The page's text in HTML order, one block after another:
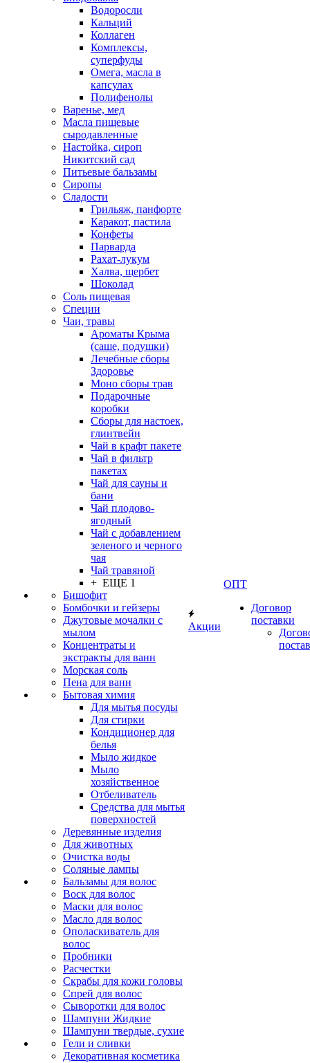
Водоросли
Кальций
Коллаген
Комплексы,
суперфуды
Омега, масла в
капсулах
Полифенолы
Варенье, мед
Масла пищевые
сыродавленные
Настойка, сироп
Никитский сад
Питьевые бальзамы
Сиропы
Сладости
Грильяж, панфорте
Каракот, пастила
Конфеты
Парварда
Рахат-лукум
Халва, щербет
Шоколад
Соль пищевая
Специи
Чаи, травы
Ароматы Крыма
(саше, подушки)
Лечебные сборы
Здоровье
Моно сборы трав
Подарочные
коробки
Сборы для настоек,
глинтвейн
Чай в крафт пакете
Чай в фильтр
пакетах
Чай для сауны и
бани
Чай плодово-
ягодный
Чай с добавлением
зеленого и черного
чая
Чай травяной
+ ЕЩЕ 1
Бишофит
Бомбочки и гейзеры
Джутовые мочалки с
мылом
Концентраты и
экстракты для ванн
Морская соль
Пена для ванн
Бытовая химия
Для мытья посуды
Для стирки
Кондиционер для
белья
Мыло жидкое
Мыло
хозяйственное
Отбеливатель
Средства для мытья
поверхностей
Деревянные изделия
Для животных
Очистка воды
Соляные лампы
Бальзамы для волос
Воск для волос
Маски для волос
Масло для волос
Ополаскиватель для
волос
Пробники
Расчестки
Скрабы для кожи головы
Спрей для волос
Сыворотки для волос
Шампуни Жидкие
Шампуни твердые, сухие
Гели и сливки
Декоративная косметика
Акции
ОПТ
Договор
поставки